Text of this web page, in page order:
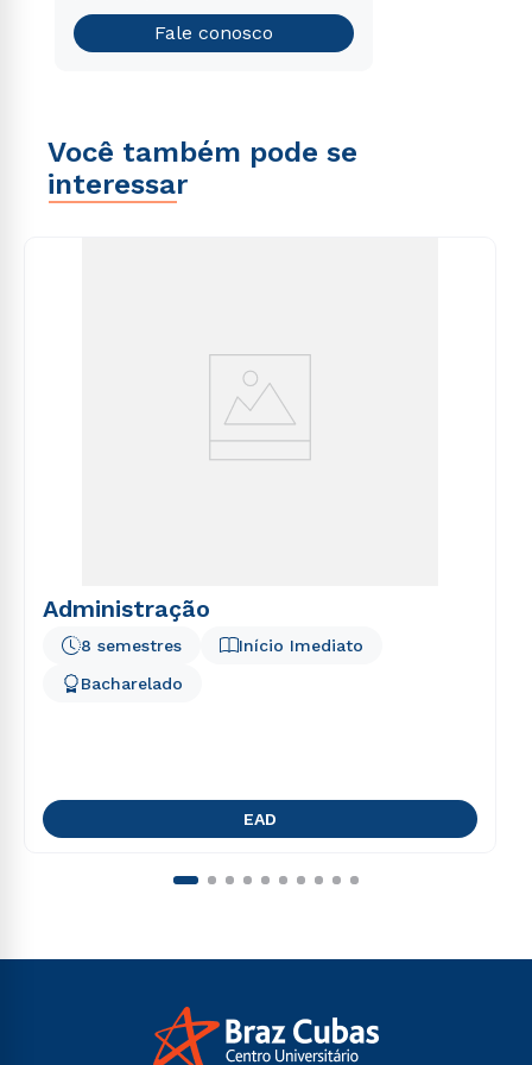
Teste vocacional
Fale conosco
Você também pode se
interessar
Administração
Início Imediato
8 semestres
Bacharelado
EAD